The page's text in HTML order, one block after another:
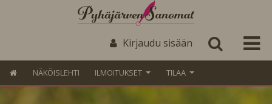
Kirjaudu sisään
NÄKÖISLEHTI ILMOITUKSET TILAA